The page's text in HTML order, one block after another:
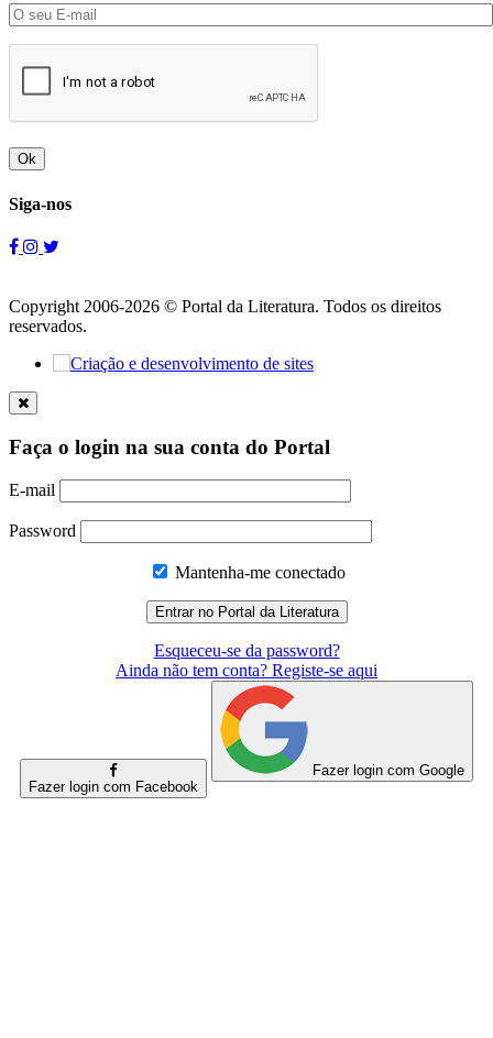
Ok
Siga-nos
Copyright 2006-2026 © Portal da Literatura. Todos os direitos
reservados.
Faça o login na sua conta do Portal
E-mail
Password
Mantenha-me conectado
Esqueceu-se da password?
Ainda não tem conta? Registe-se aqui
Fazer login com Facebook
Fazer login com Google